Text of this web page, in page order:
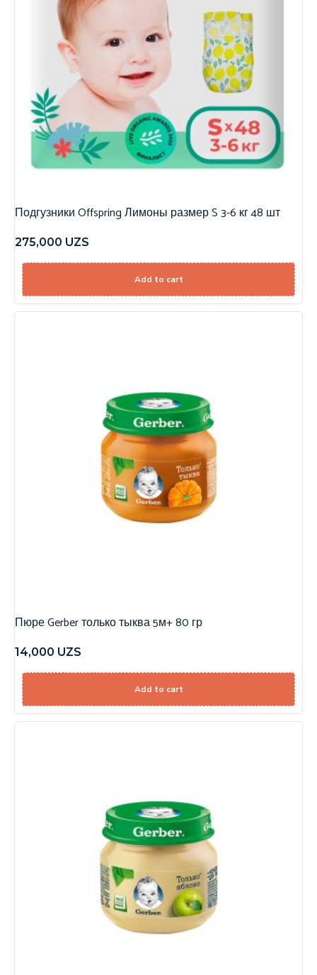
Подгузники Offspring Лимоны размер S 3-6 кг 48 шт
275,000 UZS
Add to cart
Пюре Gerber только тыква 5м+ 80 гр
14,000 UZS
Add to cart